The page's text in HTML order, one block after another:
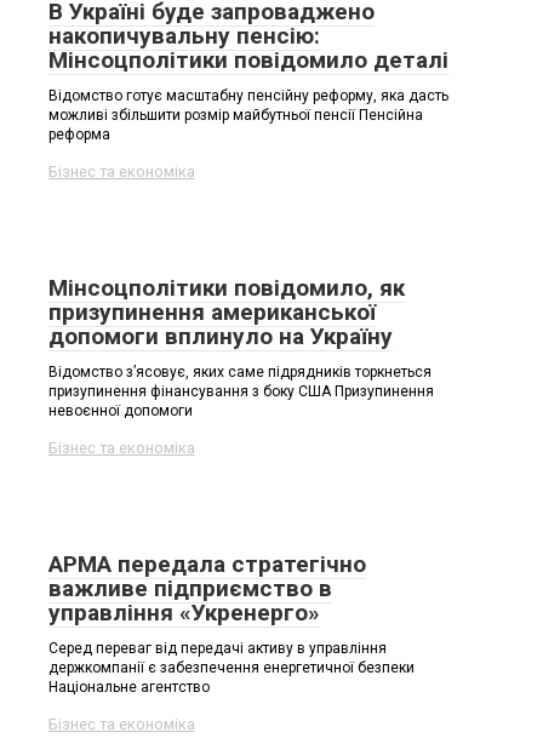
В Україні буде запроваджено
накопичувальну пенсію:
Мінсоцполітики повідомило деталі
Відомство готує масштабну пенсійну реформу, яка дасть
можливі збільшити розмір майбутньої пенсії Пенсійна
реформа
Бізнес та економіка
Мінсоцполітики повідомило, як
призупинення американської
допомоги вплинуло на Україну
Відомство з’ясовує, яких саме підрядників торкнеться
призупинення фінансування з боку США Призупинення
невоєнної допомоги
Бізнес та економіка
АРМА передала стратегічно
важливе підприємство в
управління «Укренерго»
Серед переваг від передачі активу в управління
держкомпанії є забезпечення енергетичної безпеки
Національне агентство
Бізнес та економіка